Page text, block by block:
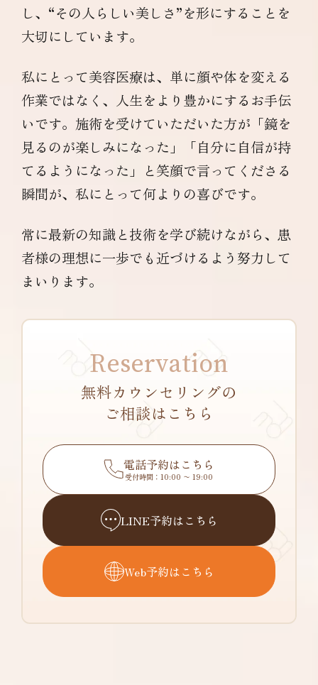
し、“その人らしい美しさ”を形にすることを
大切にしています。
私にとって美容医療は、単に顔や体を変える
作業ではなく、人生をより豊かにするお手伝
いです。施術を受けていただいた方が「鏡を
見るのが楽しみになった」「自分に自信が持
てるようになった」と笑顔で言ってくださる
瞬間が、私にとって何よりの喜びです。
常に最新の知識と技術を学び続けながら、患
者様の理想に一歩でも近づけるよう努力して
まいります。
Reservation
無料カウンセリングの
ご相談はこちら
電話予約はこちら
受付時間：10:00 〜 19:00
LINE予約はこちら
Web予約はこちら